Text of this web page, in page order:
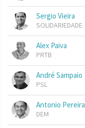
Sergio Vieira
SOLIDARIEDADE
Alex Paiva
PRTB
André Sampaio
PSL
Antonio Pereira
DEM